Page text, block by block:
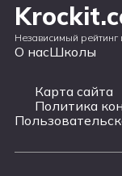
Независимый рейтинг
О насШколы
Карта сайта
Политика